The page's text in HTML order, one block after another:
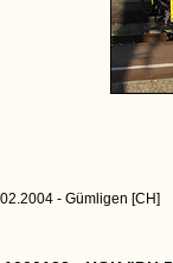
- Gümligen [CH]